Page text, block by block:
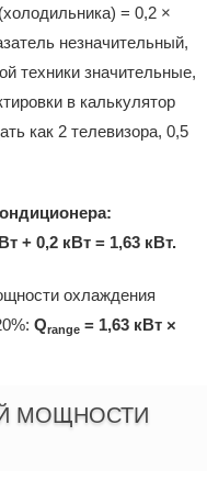
= 0,2 ×
незначительный,
техники значительные,
в калькулятор
как 2 телевизора, 0,5
+ 0,2 кВт = 1,63 кВт.
охлаждения
Qrange = 1,63 кВт ×
МОЩНОСТИ